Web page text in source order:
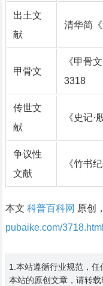
出土文
献
清华简《
甲骨文
《甲骨
3318
传世文
献
《史记·
争议性
文献
《竹书纪
本文 科普百科网 原创
pubaike.com/3718.html
1.本站遵循行业规范，
本站的原创文章，请转